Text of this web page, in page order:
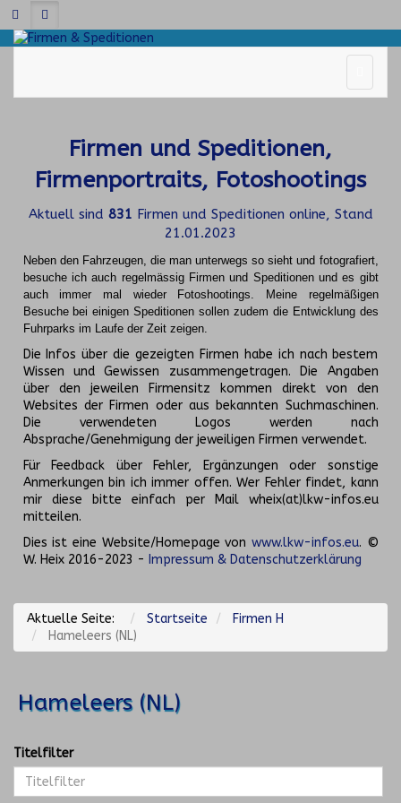
Firmen und Speditionen,
Firmenportraits, Fotoshootings
Aktuell sind 831 Firmen und Speditionen online, Stand
21.01.2023
Neben den Fahrzeugen, die man unterwegs so sieht und fotografiert,
besuche ich auch regelmässig Firmen und Speditionen und es gibt
auch immer mal wieder Fotoshootings.
Meine regelmäßigen
Besuche bei einigen Speditionen sollen zudem die Entwicklung des
Fuhrparks im Laufe der Zeit zeigen.
Die Infos über die gezeigten Firmen habe ich nach bestem
Wissen und Gewissen zusammengetragen. Die Angaben
über den jeweilen Firmensitz kommen direkt von den
Websites der Firmen oder aus bekannten Suchmaschinen.
Die verwendeten Logos werden nach
Absprache/Genehmigung der jeweiligen Firmen verwendet.
Für Feedback über Fehler, Ergänzungen oder sonstige
Anmerkungen bin ich immer offen. Wer Fehler findet, kann
mir diese bitte einfach per Mail wheix(at)lkw-infos.eu
mitteilen.
Dies ist eine Website/Homepage von www.lkw-infos.eu. ©
W. Heix 2016-2023 - Impressum & Datenschutzerklärung
Aktuelle Seite: Startseite
Firmen H
Hameleers (NL)
Hameleers (NL)
Titelfilter